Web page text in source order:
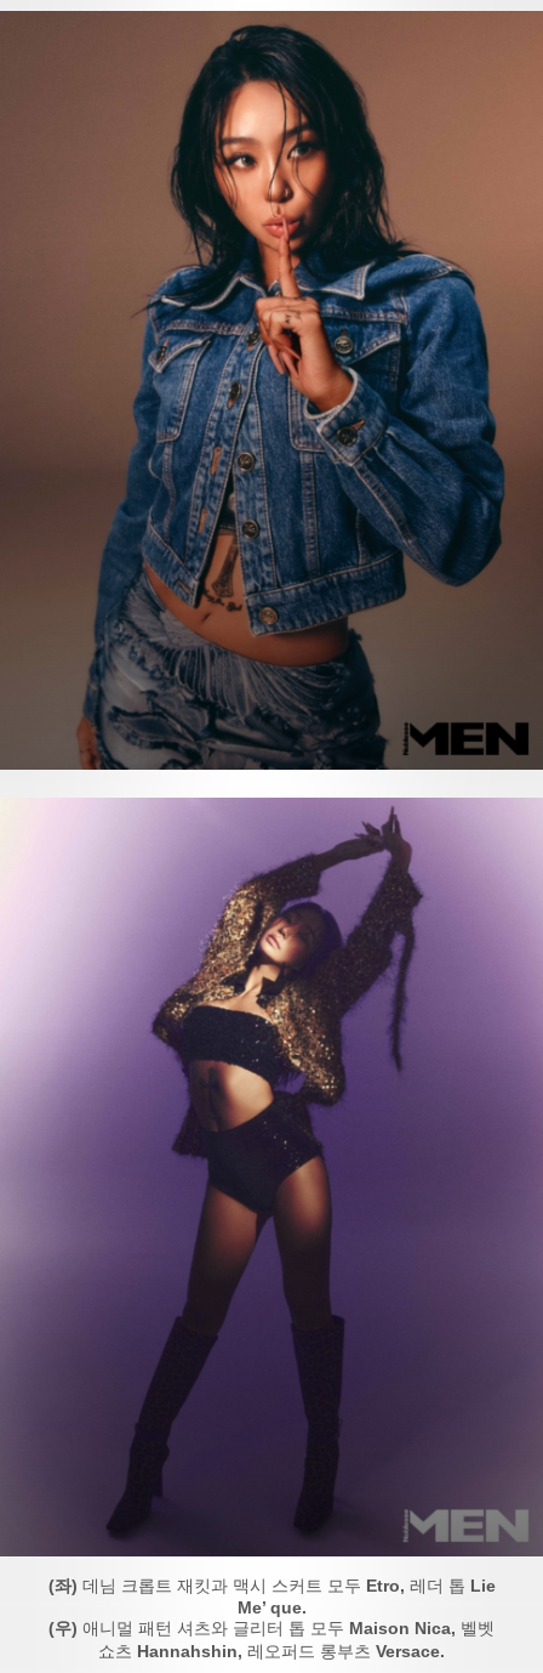
(좌) 데님 크롭트 재킷과 맥시 스커트 모두 Etro, 레더 톱 Lie
Me’ que.
(우) 애니멀 패턴 셔츠와 글리터 톱 모두 Maison Nica, 벨벳
쇼츠 Hannahshin, 레오퍼드 롱부츠 Versace.